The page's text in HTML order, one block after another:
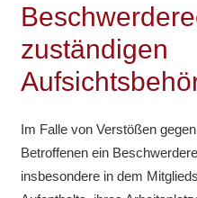
zuständigen
Im Falle von Verstößen
Betroffenen ein
insbesondere in dem